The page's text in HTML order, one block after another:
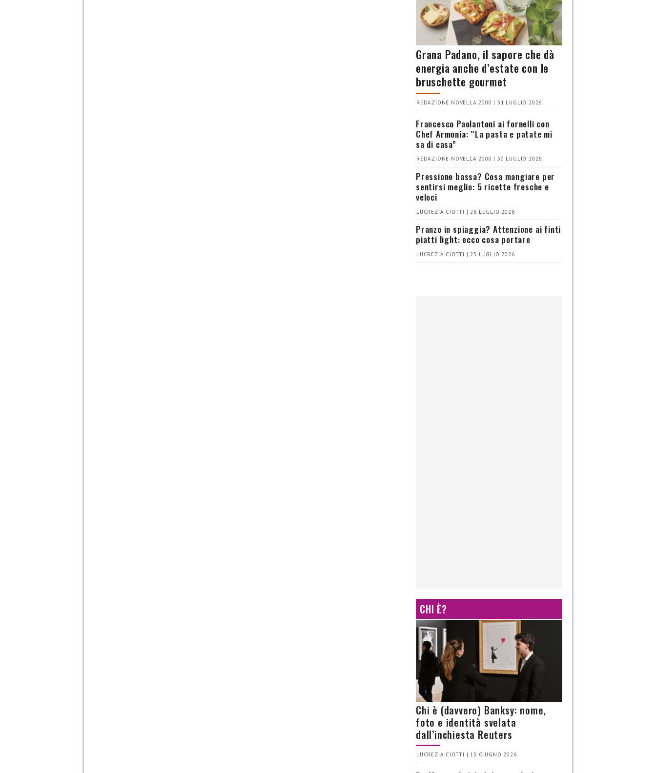
Grana Padano, il sapore che dà
energia anche d’estate con le
bruschette gourmet
REDAZIONE NOVELLA 2000 | 31 LUGLIO 2026
Francesco Paolantoni ai fornelli con
Chef Armonia: “La pasta e patate mi
sa di casa”
REDAZIONE NOVELLA 2000 | 30 LUGLIO 2026
Pressione bassa? Cosa mangiare per
sentirsi meglio: 5 ricette fresche e
veloci
LUCREZIA CIOTTI | 26 LUGLIO 2026
Pranzo in spiaggia? Attenzione ai finti
piatti light: ecco cosa portare
LUCREZIA CIOTTI | 25 LUGLIO 2026
CHI È?
Chi è (davvero) Banksy: nome,
foto e identità svelata
dall’inchiesta Reuters
LUCREZIA CIOTTI | 13 GIUGNO 2026